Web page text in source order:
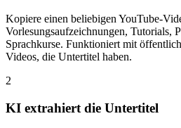
Kopiere einen beliebigen YouTube-
Vorlesungsaufzeichnungen, Tutorials,
Sprachkurse. Funktioniert mit
Videos, die Untertitel haben.
2
KI extrahiert die Untertitel